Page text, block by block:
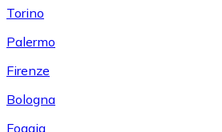
Torino
Palermo
Firenze
Bologna
Foggia